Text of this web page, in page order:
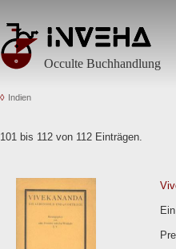
Occulte Buchhandlung
Indien
101 bis 112 von 112 Einträgen.